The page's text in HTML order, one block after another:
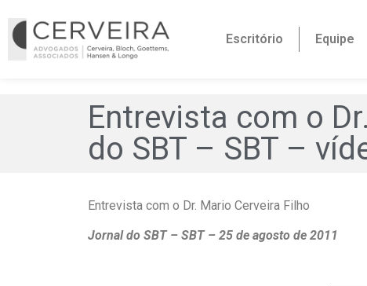
Escritório Equipe
Entrevista com o
do SBT – SBT –
Entrevista com o Dr. Mario Cerveira Filho
Jornal do SBT – SBT – 25 de agosto de 2011